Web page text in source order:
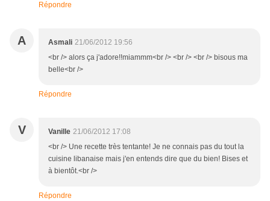
Répondre
A Asmali 21/06/2012 19:56
<br /> alors ça j'adore!!miammm<br /> <br /> <br /> bisous ma
belle<br />
Répondre
V Vanille 21/06/2012 17:08
<br /> Une recette très tentante! Je ne connais pas du tout la
cuisine libanaise mais j'en entends dire que du bien! Bises et
à bientôt.<br />
Répondre